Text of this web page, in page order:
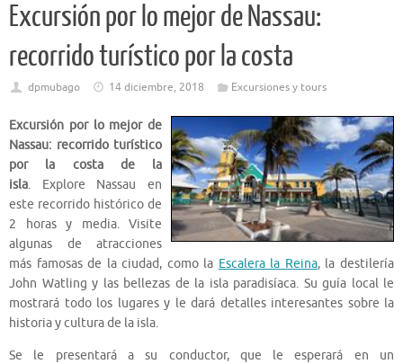
Excursión por lo mejor de Nassau:
recorrido turístico por la costa
dpmubago 14 diciembre, 2018 Excursiones y tours
Excursión por lo mejor de
Nassau: recorrido turístico
por la costa de la
isla. Explore Nassau en
este recorrido histórico de
2 horas y media. Visite
algunas de atracciones
más famosas de la ciudad, como la Escalera la Reina, la destilería
John Watling y las bellezas de la isla paradisíaca. Su guía local le
mostrará todo los lugares y le dará detalles interesantes sobre la
historia y cultura de la isla.
Se le presentará a su conductor, que le esperará en un